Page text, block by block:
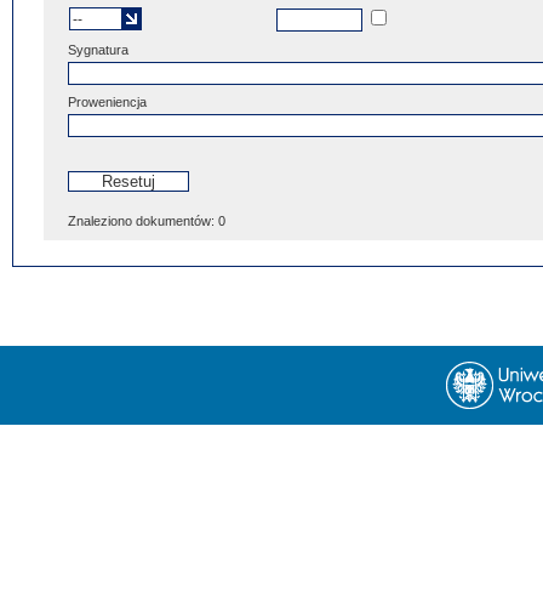
Sygnatura
Proweniencja
Znaleziono dokumentów: 0